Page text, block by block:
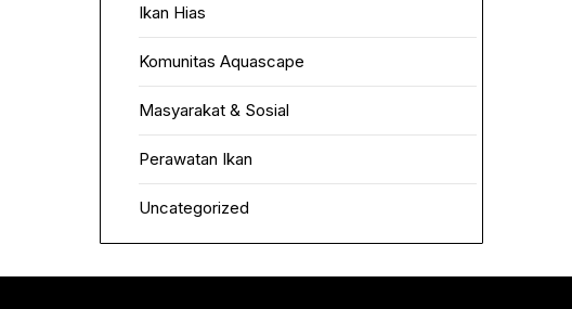
Ikan Hias
Komunitas Aquascape
Masyarakat & Sosial
Perawatan Ikan
Uncategorized